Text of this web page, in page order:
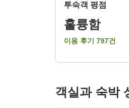
투숙객 평점
훌륭함
이용 후기 797건
객실과 숙박